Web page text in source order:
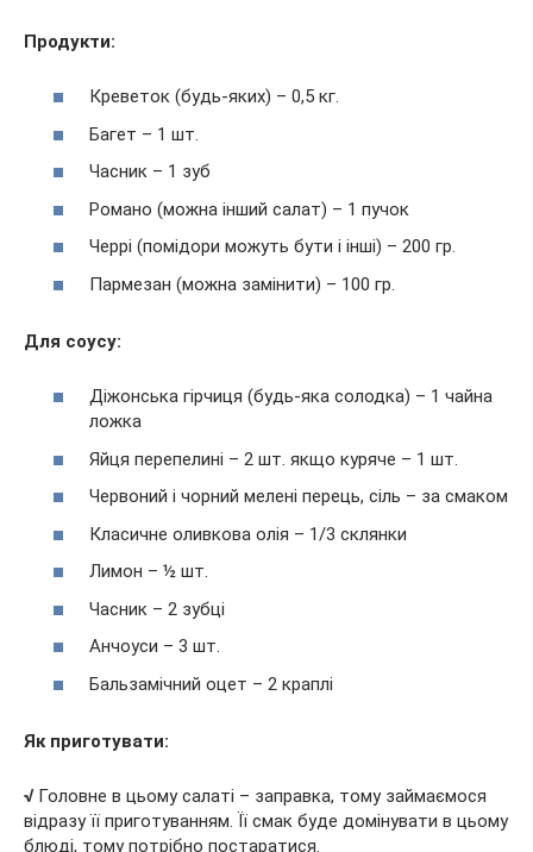
Продукти:
Креветок (будь-яких) – 0,5 кг.
Багет – 1 шт.
Часник – 1 зуб
Романо (можна інший салат) – 1 пучок
Черрі (помідори можуть бути і інші) – 200 гр.
Пармезан (можна замінити) – 100 гр.
Для соусу:
Діжонська гірчиця (будь-яка солодка) – 1 чайна
ложка
Яйця перепелині – 2 шт. якщо куряче – 1 шт.
Червоний і чорний мелені перець, сіль – за смаком
Класичне оливкова олія – 1/3 склянки
Лимон – ½ шт.
Часник – 2 зубці
Анчоуси – 3 шт.
Бальзамічний оцет – 2 краплі
Як приготувати:
√Головне в цьому салаті – заправка, тому займаємося
відразу її приготуванням. Її смак буде домінувати в цьому
блюді, тому потрібно постаратися.